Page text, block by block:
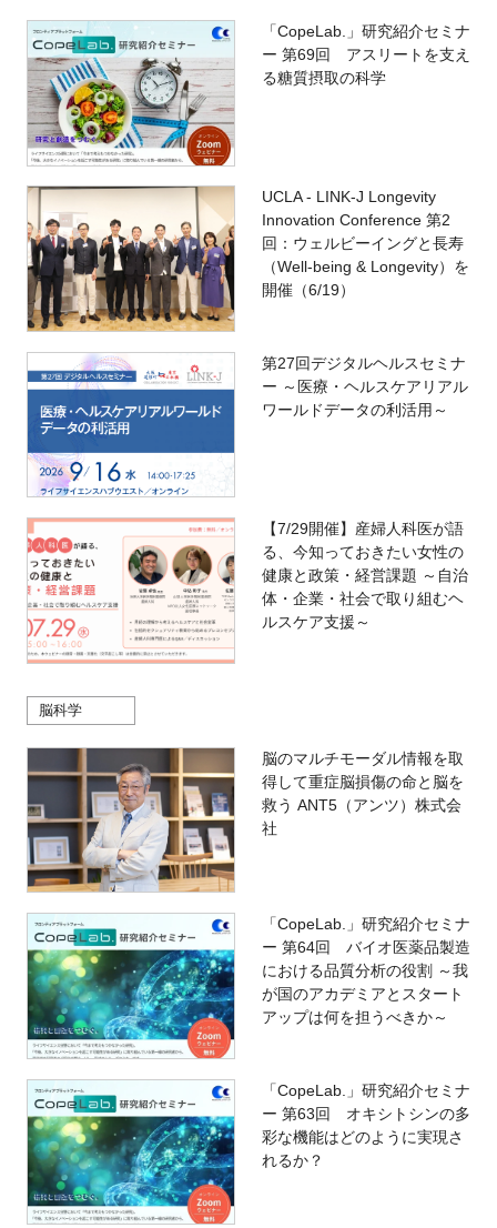
「CopeLab.」研究紹介セミナ
ー 第69回 アスリートを支え
る糖質摂取の科学
UCLA - LINK-J Longevity
Innovation Conference 第2
回：ウェルビーイングと長寿
（Well-being & Longevity）を
開催（6/19）
第27回デジタルヘルスセミナ
ー ～医療・ヘルスケアリアル
ワールドデータの利活用～
【7/29開催】産婦人科医が語
る、今知っておきたい女性の
健康と政策・経営課題 ～自治
体・企業・社会で取り組むヘ
ルスケア支援～
脳科学
脳のマルチモーダル情報を取
得して重症脳損傷の命と脳を
救う ANT5（アンツ）株式会
社
「CopeLab.」研究紹介セミナ
ー 第64回 バイオ医薬品製造
における品質分析の役割 ～我
が国のアカデミアとスタート
アップは何を担うべきか～
「CopeLab.」研究紹介セミナ
ー 第63回 オキシトシンの多
彩な機能はどのように実現さ
れるか？